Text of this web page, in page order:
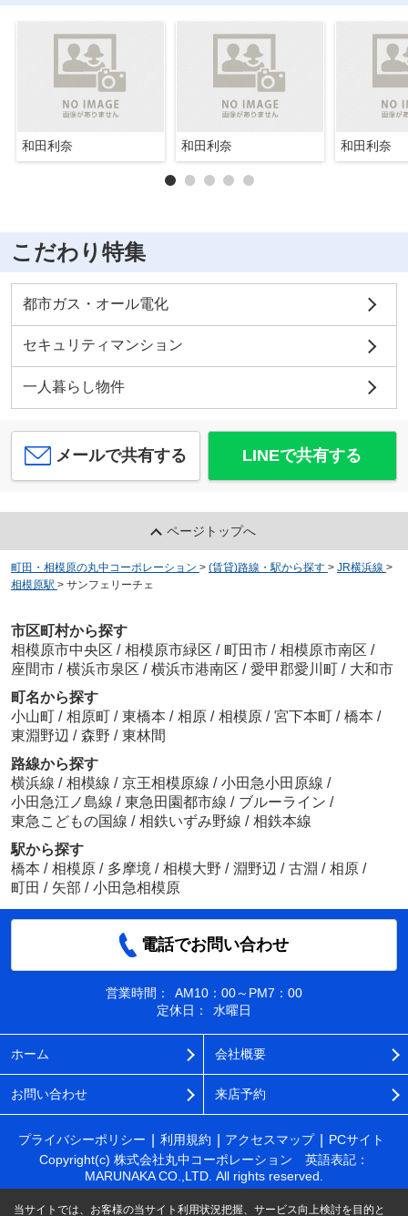
和田利奈 和田利奈 和田利奈
こだわり特集
都市ガス・オール電化
セキュリティマンション
一人暮らし物件
メールで共有する LINEで共有する
ページトップへ
町田・相模原の丸中コーポレーション > (賃貸)路線・駅から探す > JR横浜線 >
相模原駅 > サンフェリーチェ
市区町村から探す
相模原市中央区 / 相模原市緑区 / 町田市 / 相模原市南区 /
座間市 / 横浜市泉区 / 横浜市港南区 / 愛甲郡愛川町 / 大和市
町名から探す
小山町 / 相原町 / 東橋本 / 相原 / 相模原 / 宮下本町 / 橋本 /
東淵野辺 / 森野 / 東林間
路線から探す
横浜線 / 相模線 / 京王相模原線 / 小田急小田原線 /
小田急江ノ島線 / 東急田園都市線 / ブルーライン /
東急こどもの国線 / 相鉄いずみ野線 / 相鉄本線
駅から探す
橋本 / 相模原 / 多摩境 / 相模大野 / 淵野辺 / 古淵 / 相原 /
町田 / 矢部 / 小田急相模原
電話でお問い合わせ
営業時間：
AM10：00～PM7：00
定休日：
水曜日
ホーム 会社概要
お問い合わせ 来店予約
プライバシーポリシー 利用規約 アクセスマップ
PCサイト
Copyright(c) 株式会社丸中コーポレーション 英語表記：
MARUNAKA CO.,LTD. All rights reserved.
当サイトでは、お客様の当サイト利用状況把握、サービス向上検討を目的と